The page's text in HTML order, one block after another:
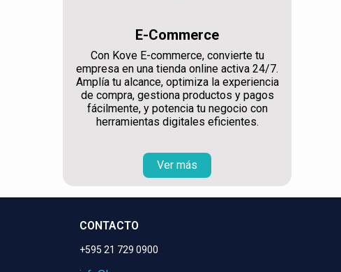
E-Commerce
Con Kove E-commerce, convierte tu
empresa en una tienda online activa 24/7.
Amplía tu alcance, optimiza la experiencia
de compra, gestiona productos y pagos
fácilmente, y potencia tu negocio con
herramientas digitales eficientes.
Ver más
CONTACTO
+595 21 729 0900